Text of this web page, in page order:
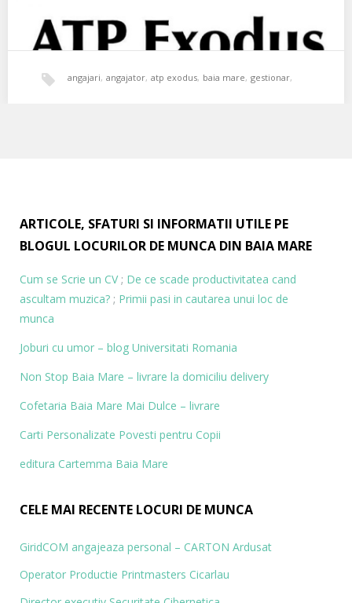
angajari, angajator, atp exodus, baia mare, gestionar,
ARTICOLE, SFATURI SI INFORMATII UTILE PE
BLOGUL LOCURILOR DE MUNCA DIN BAIA MARE
Cum se Scrie un CV; De ce scade productivitatea cand
ascultam muzica? ; Primii pasi in cautarea unui loc de
munca
Joburi cu umor – blog Universitati Romania
Non Stop Baia Mare – livrare la domiciliu delivery
Cofetaria Baia Mare Mai Dulce – livrare
Carti Personalizate Povesti pentru Copii
editura Cartemma Baia Mare
CELE MAI RECENTE LOCURI DE MUNCA
GiridCOM angajeaza personal – CARTON Ardusat
Operator Productie Printmasters Cicarlau